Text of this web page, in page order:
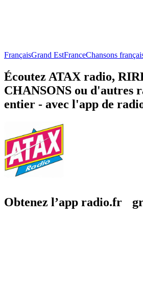
FrançaisGrand EstFranceChansons
Écoutez ATAX radio,
CHANSONS ou d'autres
entier - avec l'app de
Obtenez l’app radio.fr